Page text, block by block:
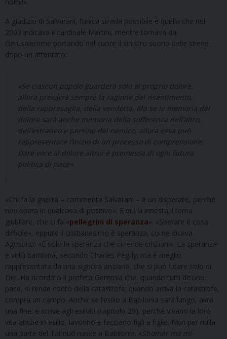
nomi!».
A giudizio di Salvarani, l’unica strada possibile è quella che nel
2003 indicava il cardinale Martini, mentre tornava da
Gerusalemme portando nel cuore il sinistro suono delle sirene
dopo un attentato:
«Se ciascun popolo guarderà solo al proprio dolore,
allora prevarrà sempre la ragione del risentimento,
della rappresaglia, della vendetta. Ma se la memoria del
dolore sarà anche memoria della sofferenza dell’altro,
dell’estraneo e persino del nemico, allora essa può
rappresentare l’inizio di un processo di comprensione.
Dare voce al dolore altrui è premessa di ogni futura
politica di pace».
«Chi fa la guerra – commenta Salvarani – è un disperato, perché
non spera in qualcosa di positivo». E qui si innesta il tema
giubilare, che ci fa «pellegrini di speranza». «Sperare è cosa
difficile», eppure il cristianesimo è speranza, come diceva
Agostino: «È solo la speranza che ci rende cristiani». La speranza
è virtù bambina, secondo Charles Péguy; ma è meglio
rappresentata da una signora anziana, che si può fidare solo di
Dio. Ha ricordato il profeta Geremia che, quando tutti dicono
pace, si rende conto della catastrofe; quando arriva la catastrofe,
compra un campo. Anche se l’esilio a Babilonia sarà lungo, avrà
una fine: e scrive agli esiliati (capitolo 29), perché vivano la loro
vita anche in esilio, lavorino e facciano figli e figlie. Non per nulla
una parte del Talmud nasce a Babilonia. «Shomèr ma mi-